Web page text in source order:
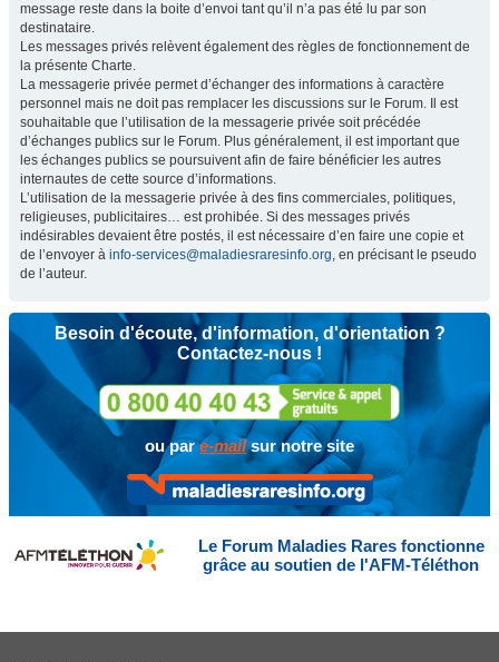
message reste dans la boite d’envoi tant qu’il n’a pas été lu par son
destinataire.
Les messages privés relèvent également des règles de fonctionnement de
la présente Charte.
La messagerie privée permet d’échanger des informations à caractère
personnel mais ne doit pas remplacer les discussions sur le Forum. Il est
souhaitable que l’utilisation de la messagerie privée soit précédée
d’échanges publics sur le Forum. Plus généralement, il est important que
les échanges publics se poursuivent afin de faire bénéficier les autres
internautes de cette source d’informations.
L’utilisation de la messagerie privée à des fins commerciales, politiques,
religieuses, publicitaires… est prohibée. Si des messages privés
indésirables devaient être postés, il est nécessaire d’en faire une copie et
de l’envoyer à info-services@maladiesraresinfo.org, en précisant le pseudo
de l’auteur.
Besoin d'écoute, d'information, d'orientation ?
Contactez-nous !
ou pare-mailsur notre site
Le Forum Maladies Rares fonctionne
grâce au soutien de l'AFM-Téléthon